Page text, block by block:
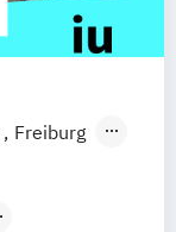
Freiburg